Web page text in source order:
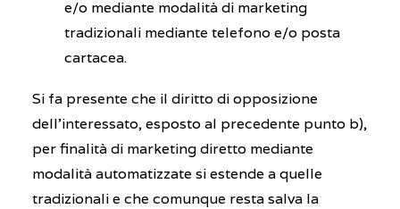
e/o mediante modalità di marketing
tradizionali mediante telefono e/o posta
cartacea.
Si fa presente che il diritto di opposizione
dell’interessato, esposto al precedente punto b),
per finalità di marketing diretto mediante
modalità automatizzate si estende a quelle
tradizionali e che comunque resta salva la